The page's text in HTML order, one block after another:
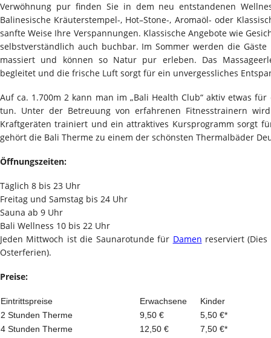
Verwöhnung pur finden Sie in dem neu entstandenen
Balinesische Kräuterstempel-, Hot–Stone-, Aromaöl- oder
sanfte Weise Ihre Verspannungen. Klassische Angebote wie
selbstverständlich auch buchbar. Im Sommer werden die
massiert und können so Natur pur erleben. Das
begleitet und die frische Luft sorgt für ein unvergessliches
Auf ca. 1.700m 2 kann man im „Bali Health Club“ aktiv etwas
tun. Unter der Betreuung von erfahrenen Fitnesstrainern
Kraftgeräten trainiert und ein attraktives Kursprogramm sorgt
gehört die Bali Therme zu einem der schönsten Thermalbäder
Öffnungszeiten:
Täglich 8 bis 23 Uhr
Freitag und Samstag bis 24 Uhr
Sauna ab 9 Uhr
Bali Wellness 10 bis 22 Uhr
Jeden Mittwoch ist die Saunarotunde für Damen reserviert
Osterferien).
Preise:
Eintrittspreise Erwachsene
Kinder
2 Stunden Therme
9,50 €
5,50 €*
4 Stunden Therme
12,50 €
7,50 €*